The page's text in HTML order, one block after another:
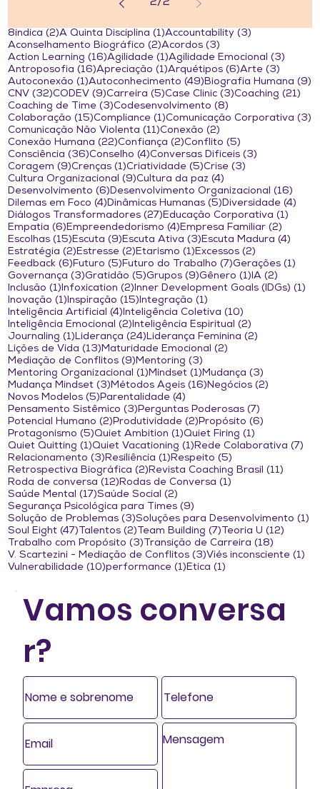
2/2
8indica (2)2 posts
A Quinta Disciplina (1)1 post
Accountability (3)
Aconselhamento Biográfico (2)2 posts
Acordos (3)
Action Learning (16)16 posts
Agilidade (1)1 post
Agilidade Emocional (3)
Antroposofia (16)16 posts
Apreciação (1)1 post
Arquétipos (6)6 posts
Arte (3)
Autoconexão (1)1 post
Autoconhecimento (49) 49 posts
Biografia Humana (9)
CNV (32)32 posts
CODEV (9)9 posts
Carreira (5)5 posts
Case Clinic (3)3 posts
Coaching (21)
Coaching de Time (3)3 posts
Codesenvolvimento (8)
Colaboração (15)15 posts
Compliance (1)1 post
Comunicação Corporativa (3)
Comunicação Não Violenta (11)11 posts
Conexão (2)
Conexão Humana (22)22 posts
Confiança (2)2 posts
Conflito (5)
Consciência (36)36 posts
Conselho (4)4 posts
Conversas Difíceis (3)
Coragem (9)9 posts
Crenças (1)1 post
Criatividade (5)5 posts
Crise (3)
Cultura Organizacional (9)9 posts
Cultura da paz (4)
Desenvolvimento (6) 6 posts
Desenvolvimento Organizacional (16)
Dilemas em Foco (4) 4 posts
Dinâmicas Humanas (5) 5 posts
Diversidade (4)
Diálogos Transformadores (27) 27 posts
Educação Corporativa (1)
Empatia (6) 6 posts
Empreendedorismo (4) 4 posts
Empresa Familiar (2)
Escolhas (15) 15 posts
Escuta (9) 9 posts
Escuta Ativa (3) 3 posts
Escuta Madura (4)
Estratégia (2) 2 posts
Estresse (2) 2 posts
Etarismo (1) 1 post
Excessos (2)
Feedback (6) 6 posts
Futuro (5) 5 posts
Futuro do Trabalho (7)7 posts
Gerações (1)
Governança (3)3 posts
Gratidão (5)5 posts
Grupos (9)9 posts
Gênero (1) 1 post
IA (2)
Inclusão (1) 1 post
Infoxication (2) 2 posts
Inner Development Goals (IDGs) (1)
Inovação (1) 1 post
Inspiração (15) 15 posts
Integração (1)
Inteligência Artificial (4) 4 posts
Inteligência Coletiva (10)
Inteligência Emocional (2) 2 posts
Inteligência Espiritual (2)
Journaling (1) 1 post
Liderança (24) 24 posts
Liderança Feminina (2)
Lições de Vida (13) 13 posts
Maturidade Emocional (2)
Mediação de Conflitos (9) 9 posts
Mentoring (3)
Mentoring Organizacional (1) 1 post
Mindset (1) 1 post
Mudança (3)
Mudança Mindset (3) 3 posts
Métodos Ágeis (16) 16 posts
Negócios (2)
Novos Modelos (5) 5 posts
Parentalidade (4)
Pensamento Sistêmico (3) 3 posts
Perguntas Poderosas (7)
Potencial Humano (2) 2 posts
Produtividade (2) 2 posts
Propósito (6)
Protagonismo (5)5 posts
Quiet Ambition (1)1 post
Quiet Firing (1)
Quiet Quitting (1)1 post
Quiet Vacationing (1) 1 post
Rede Colaborativa (7)
Relacionamento (3) 3 posts
Resiliência (1) 1 post
Respeito (5)
Retrospectiva Biográfica (2) 2 posts
Revista Coaching Brasil (11)
Roda de conversa (12) 12 posts
Rodas de Conversa (1)
Saúde Mental (17)17 posts
Saúde Social (2)
Segurança Psicológica para Times (9)
Solução de Problemas (3)3 posts
Soluções para Desenvolvimento (1)
Soul Eight (47)47 posts
Talentos (2)2 posts
Team Building (7)7 posts
Teoria U (12)
Trabalho com Propósito (3)3 posts
Transição de Carreira (18)
V. Scartezini - Mediação de Conflitos (3)3 posts
Viés inconsciente (1)
Vulnerabilidade (10)10 posts
performance (1) 1 post
Ética (1)
Vamos conversa
r?